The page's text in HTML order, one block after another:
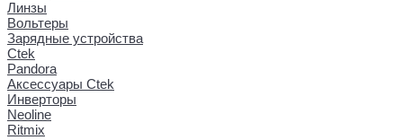
Линзы
Вольтеры
Зарядные устройства
Ctek
Pandora
Аксессуары Ctek
Инверторы
Neoline
Ritmix